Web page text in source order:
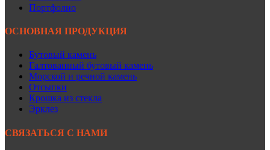
Портфолио
ОСНОВНАЯ ПРОДУКЦИЯ
Бутовый камень
Галтованный бутовый камень
Морской и речной камень
Отсыпки
Крошка из стекла
Эрклез
СВЯЗАТЬСЯ С НАМИ